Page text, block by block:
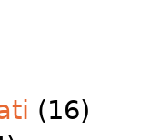
(16)